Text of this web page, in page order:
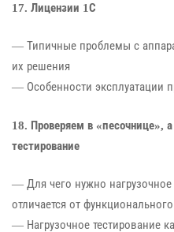
17. Лицензии 1С
— Типичные проблемы с
их решения
— Особенности эксплуатации
18. Проверяем в «песочнице»,
тестирование
— Для чего нужно нагрузочное
отличается от функционального
— Нагрузочное тестирование